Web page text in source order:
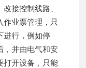
接控制线路、
作业票管理，只
进行，例如停
，并由电气和安
打开设备，只能